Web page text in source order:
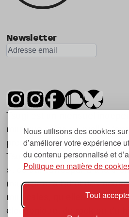
Nous utilisons des cookies
d’améliorer votre expérience
du contenu personnalisé et
Politique en matière de
Tout
Newsletter
Tsugi est un mensuel
musique et les nouvelles
première parution date de
Tsugi en japonais signifie «
», ce qui correspond à la
magazine, à l’affût des
musicales, qu’elles viennent
électronique, du rock ou du